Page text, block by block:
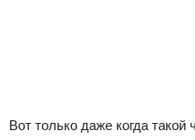
Вот только даже когда такой